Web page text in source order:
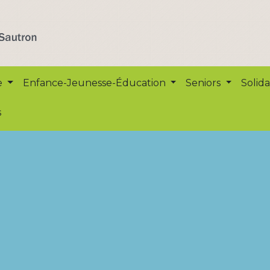
Enfance-Jeunesse-Éducation Seniors